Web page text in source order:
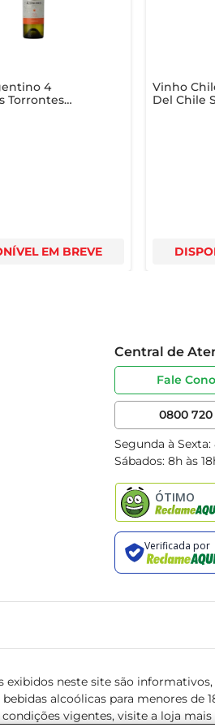
4
Torrontes
EM BREVE
Vinho
Del Chile
Central de
Fale
0800 720
Segunda à
Sábados: 8h às
neste site são
alcoólicas para menores de
vigentes, visite a loja